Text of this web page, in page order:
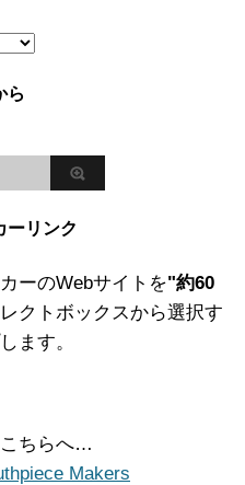
ら
ーリンク
ーのWebサイトを"約60
クトボックスから選択す
ます。
ちらへ…
Makers